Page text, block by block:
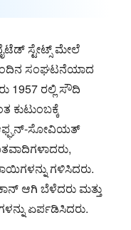
ಸ್ಟೇಟ್ಸ್ ಮೇಲೆ
ಸಂಘಟನೆಯಾದ
1957 ರಲ್ಲಿ ಸೌದಿ
ಕುಟುಂಬಕ್ಕೆ
ಆಫ್ಘನ್-ಸೋವಿಯತ್
ಗಳಿಸಿದರು.
ಆಗಿ ಬೆಳೆದರು ಮತ್ತು
ಏರ್ಪಡಿಸಿದರು.